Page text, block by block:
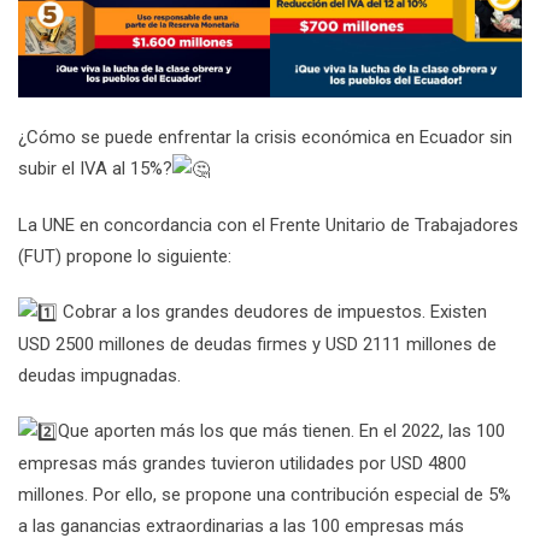
¿Cómo se puede enfrentar la crisis económica en Ecuador sin
subir el IVA al 15%?
La UNE en concordancia con el Frente Unitario de Trabajadores
(FUT) propone lo siguiente:
Cobrar a los grandes deudores de impuestos. Existen
USD 2500 millones de deudas firmes y USD 2111 millones de
deudas impugnadas.
Que aporten más los que más tienen. En el 2022, las 100
empresas más grandes tuvieron utilidades por USD 4800
millones. Por ello, se propone una contribución especial de 5%
a las ganancias extraordinarias a las 100 empresas más